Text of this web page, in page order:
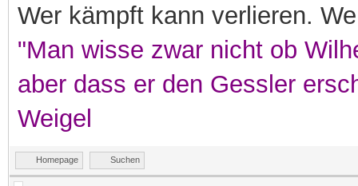
Wer kämpft kann verlieren.
"Man wisse zwar nicht ob
aber dass er den Gessler
Weigel
Homepage Suchen